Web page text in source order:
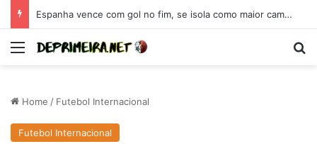
Espanha vence com gol no fim, se isola como maior campeã da Eurocopa e se coloca como candidata para 2026
Menu
Home / Futebol Internacional
Futebol Internacional